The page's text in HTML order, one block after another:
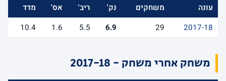
עונה משחקים נק' ריב' אס'
מדד
2017-18
29
6.9
5.5
1.6
10.4
משחק אחרי משחק - 2017-18